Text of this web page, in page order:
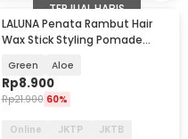
TERJUAL HABIS
LALUNA Penata Rambut Hair
Wax Stick Styling Pomade
Green Aloe
Rp8.900
Rp21.900 60%
Online JKTP
JKTB